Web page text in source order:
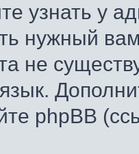
узнать у
нужный
не
phpBB